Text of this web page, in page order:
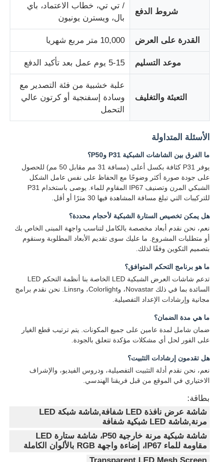
شروط الدفع
/ تي تي، خطاب الاعتماد، باي
بال، ويسترن يونيون
القدرة على العرض 10,000 متر مربع شهريا
موعد التسليم 5-15 يوم عمل بعد تأكيد الدفع
التعبئة والتغليف
علبة خشبية من فئة التصدير مع
وسادة إسفنجية أو كرتون عالي
التحمل
الأسئلة المتداولة
ما الفرق بين الشاشات الشبكية P31 وP50؟
يوفر P31 كثافة بكسل أعلى (مسافة 31 مم مقابل 50 مم) للحصول
على جودة صورة أكثر وضوحًا مع الحفاظ على نفس عامل الشكل
الشبكي المرن وتصنيف IP67 المقاوم للماء. يوصى باستخدام P31
للتركيبات التي تبلغ مسافة المشاهدة فيها 30 مترًا أو أقل.
هل يمكن تخصيص الستارة الشبكية لأحجام محددة؟
نعم، نحن نقدم أبعاد مخصصة بالكامل لتناسب واجهة المبنى الخاص بك
أو متطلبات المشروع. ما عليك سوى تقديم الأبعاد المطلوبة وسنقوم
بتصميم التكوين وفقًا لذلك.
ما هو برنامج التحكم المتوافق؟
تدعم شاشات العرض الشبكية LED الخاصة بنا أنظمة التحكم LED
السائدة بما في ذلك Novastar، وColorlight، وLinsn. نحن نقدم برامج
مجانية وإرشادات الإعداد التفصيلية.
ما هي مدة الضمان؟
ضمان شامل لمدة عامين على جميع المكونات. يتم ترتيب قطع الغيار
على الفور لحل أي مشكلات مؤكدة تتعلق بالجودة.
هل تقدمون إرشادات التثبيت؟
نعم، نحن نقدم أدلة التثبيت التفصيلية، ودروس الفيديو، والإشراف
الاختياري في الموقع من قبل فريقنا الهندسي.
بطاقة:
شاشة عرض نافذة LED شفافة,شاشة شبكة LED
مرنة,شاشة LED شبكية شفافة
شاشة شبكية مرنة خارجية P50، شاشة ستارة LED
مقاومة للماء IP67، إضاءة واجهة RGB بالألوان الكاملة